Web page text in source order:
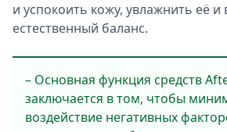
и успокоить кожу, увлажнить её и
естественный баланс.
– Основная функция средств
заключается в том, чтобы
воздействие негативных